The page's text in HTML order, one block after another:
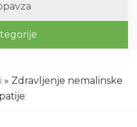
» Zdravljenje nemalinske